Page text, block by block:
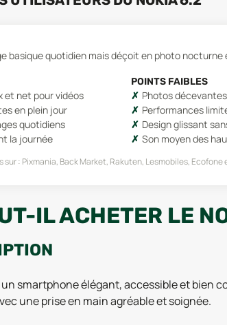
basique quotidien mais déçoit en photo nocturne
et net pour vidéos
en plein jour
quotidiens
la journée
POINTS FAIBLES
Photos
Performances
Design glissant
Son moyen des
sur : Pixmania, Back Market, Rakuten, Lesmobiles, Ecofone
IL ACHETER LE
smartphone élégant, accessible et bien
une prise en main agréable et soignée.